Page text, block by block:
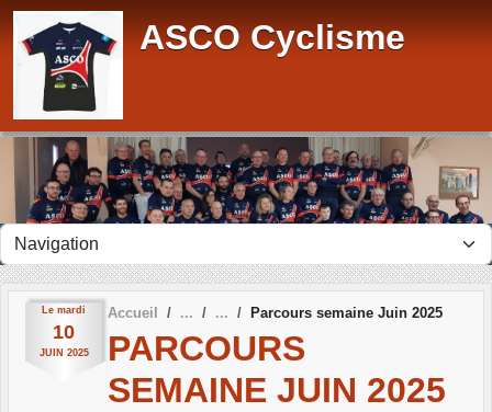
ASCO Cyclisme
Le mardi
10
JUIN 2025
Accueil Parcours semaine Juin 2025
PARCOURS
SEMAINE JUIN 2025
Panneau de gestion des cookies